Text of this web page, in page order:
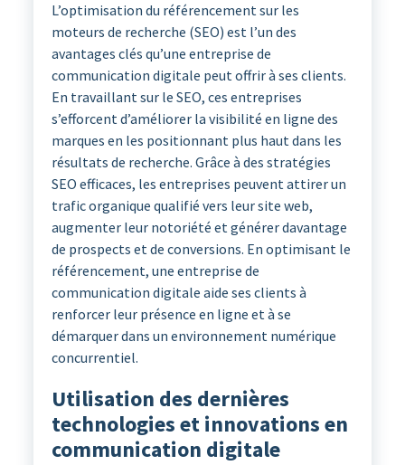
L’optimisation du référencement sur les
moteurs de recherche (SEO) est l’un des
avantages clés qu’une entreprise de
communication digitale peut offrir à ses clients.
En travaillant sur le SEO, ces entreprises
s’efforcent d’améliorer la visibilité en ligne des
marques en les positionnant plus haut dans les
résultats de recherche. Grâce à des stratégies
SEO efficaces, les entreprises peuvent attirer un
trafic organique qualifié vers leur site web,
augmenter leur notoriété et générer davantage
de prospects et de conversions. En optimisant le
référencement, une entreprise de
communication digitale aide ses clients à
renforcer leur présence en ligne et à se
démarquer dans un environnement numérique
concurrentiel.
Utilisation des dernières
technologies et innovations en
communication digitale